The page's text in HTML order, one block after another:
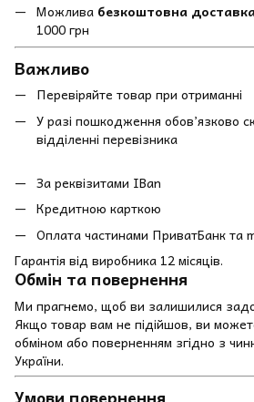
Можлива безкоштовна
1000 грн
Важливо
Перевіряйте товар при отриманні
У разі пошкодження обов’язково
відділенні перевізника
За реквізитами IBan
Кредитною карткою
Оплата частинами ПриватБанк та
Гарантія від виробника 12 місяців.
Обмін та повернення
Ми прагнемо, щоб ви залишилися
Якщо товар вам не підійшов, ви
обміном або поверненням згідно з
України.